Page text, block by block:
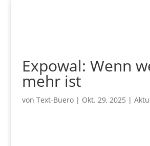
Expowal: Wenn
mehr ist
von Text-Buero| Okt. 29, 2025 |